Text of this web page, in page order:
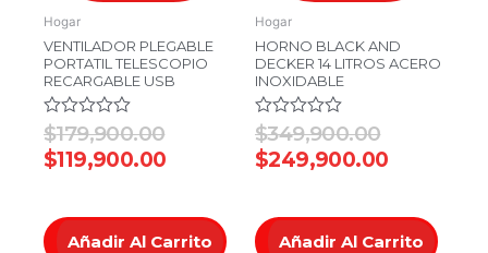
Hogar
VENTILADOR PLEGABLE
PORTATIL TELESCOPIO
RECARGABLE USB
Valorado
en
0
$179,900.00
$119,900.00
Añadir Al Carrito
Hogar
HORNO BLACK AND
DECKER 14 LITROS ACERO
INOXIDABLE
Valorado
en
0
$349,900.00
$249,900.00
Añadir Al Carrito